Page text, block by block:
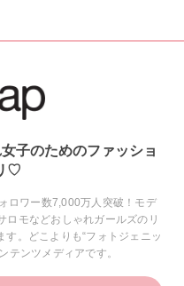
子のためのファッショ
♡
ロワー数7,000万人突破！モデ
ロモなどおしゃれガールズのリ
。どこよりも“フォトジェニッ
テンツメディアです。